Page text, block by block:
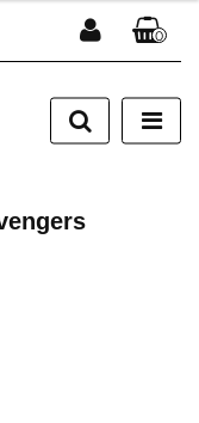
Zaloguj się
się
0